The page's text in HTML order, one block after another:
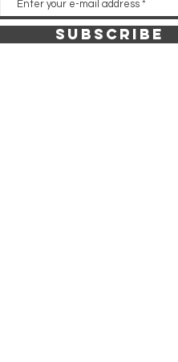
Subscribe